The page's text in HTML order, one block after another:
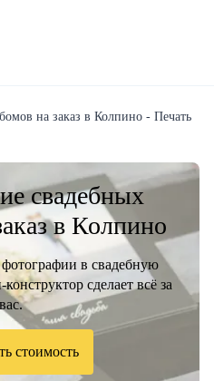
на заказ в Колпино - Печать
свадебных
в Колпино
в свадебную
сделает всё за
вас.
стоимость